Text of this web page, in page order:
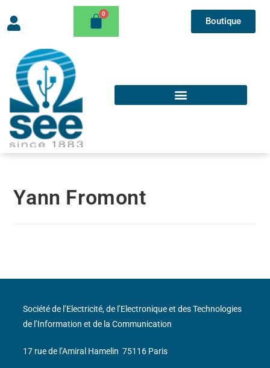
Boutique
Yann Fromont
Société de l’Electricité, de l’Electronique et des Technologies
de l’Information et de la Communication
17 rue de l’Amiral Hamelin 75116 Paris